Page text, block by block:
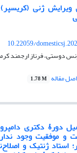
ویرایش ژنی
10.22059/
دوستی، فرناز ارجمند
اصل مقاله 1.78 M
دورۀ دکتری
موفقیت وجود
استاد ژنتیک و